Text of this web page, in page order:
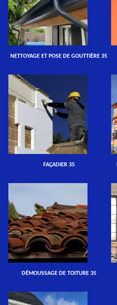
NETTOYAGE ET POSE DE GOUTTIÈRE 35
FAÇADIER 35
DÉMOUSSAGE DE TOITURE 35